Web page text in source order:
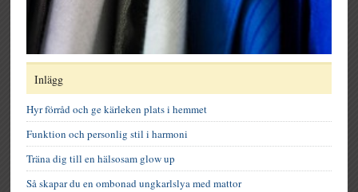
Inlägg
Hyr förråd och ge kärleken plats i hemmet
Funktion och personlig stil i harmoni
Träna dig till en hälsosam glow up
Så skapar du en ombonad ungkarlslya med mattor